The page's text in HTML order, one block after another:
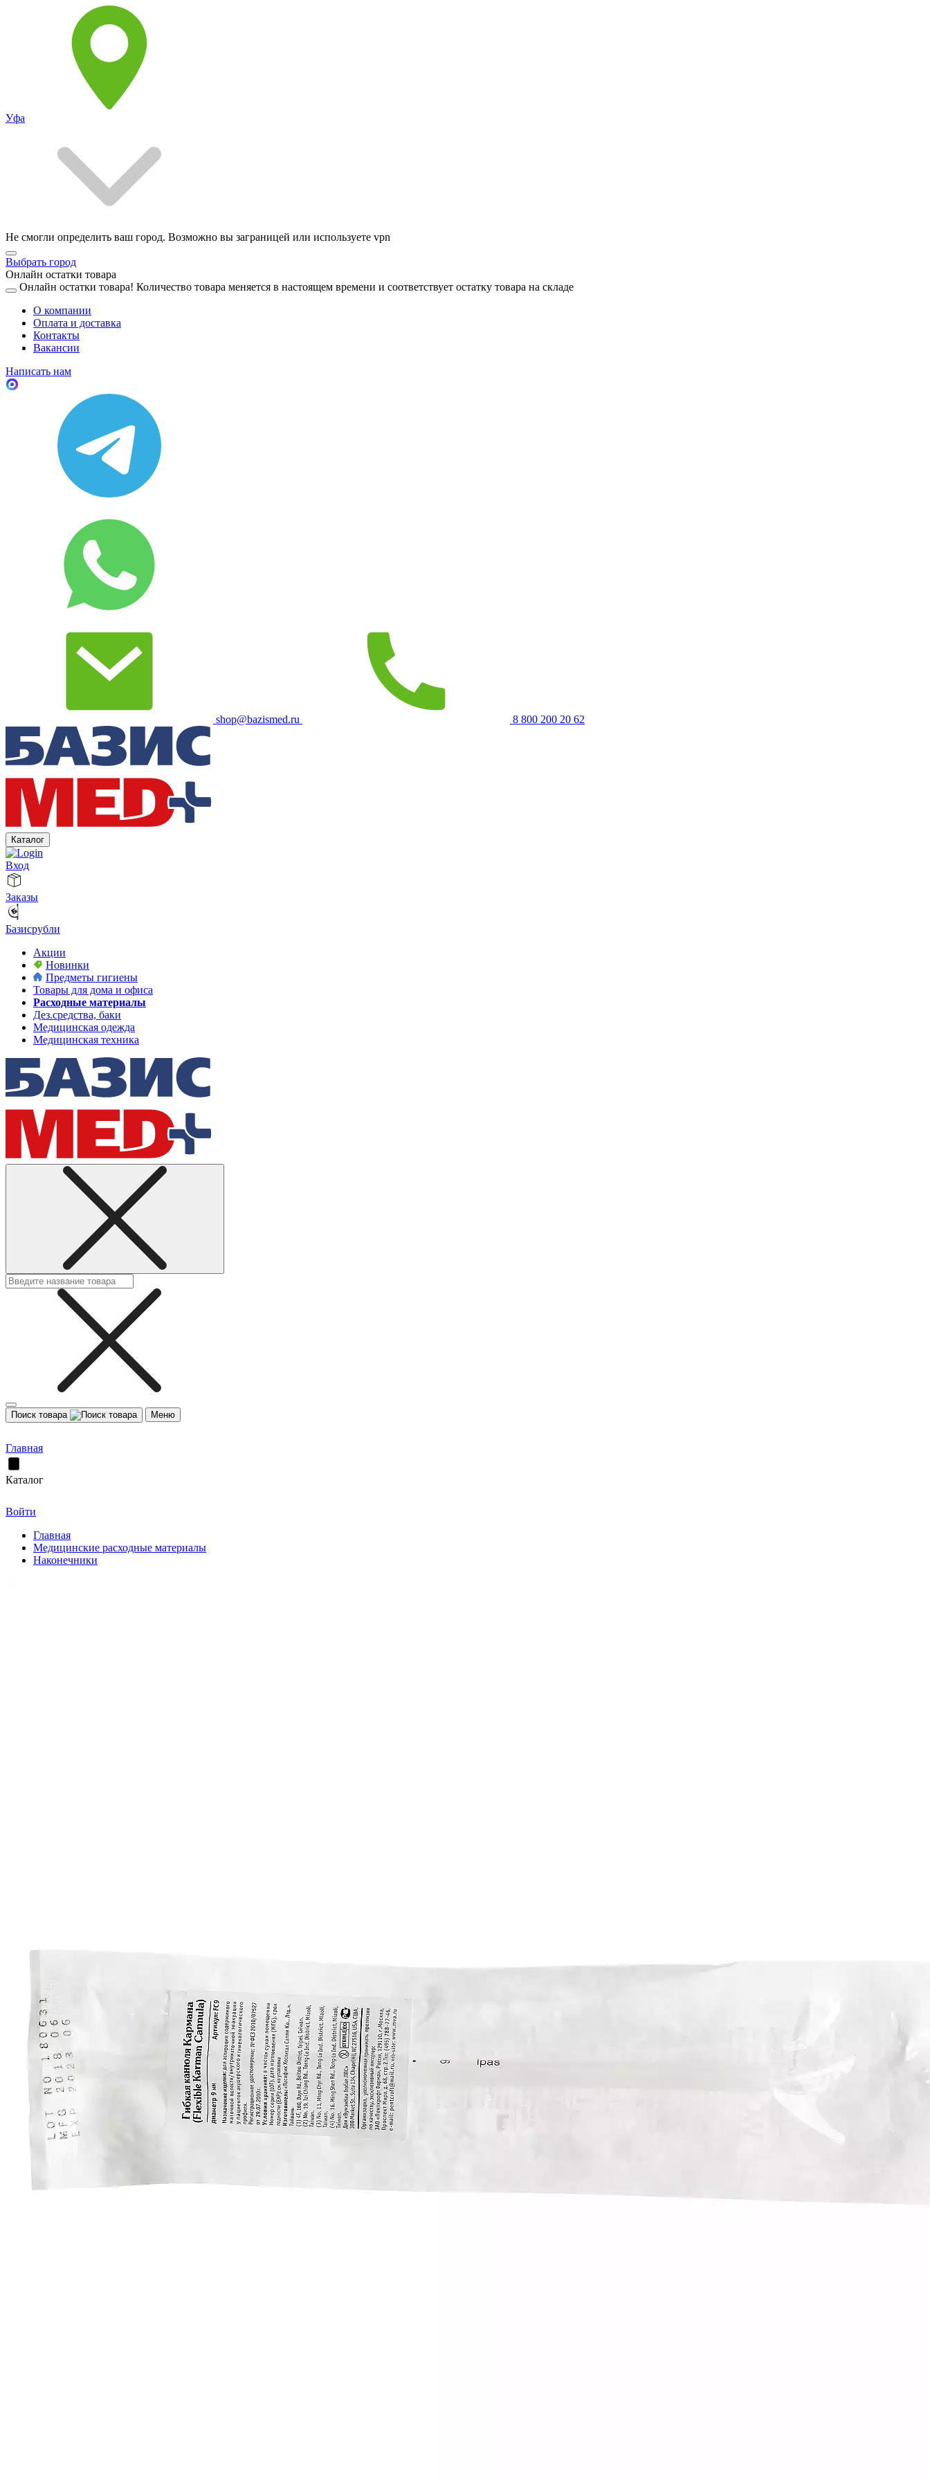
Уфа
Не смогли определить ваш город. Возможно вы заграницей или используете vpn
Выбрать город
Онлайн остатки товара
Онлайн остатки товара! Количество товара меняется в настоящем времени и соответствует остатку товара на складе
О компании
Оплата и доставка
Контакты
Вакансии
Написать нам
shop@bazismed.ru 8 800 200 20 62
Каталог
Вход
Заказы
Базисрубли
Акции
Новинки
Предметы гигиены
Товары для дома и офиса
Расходные материалы
Дез.средства, баки
Медицинская одежда
Медицинская техника
Поиск товара Меню
Главная
Каталог
Войти
Главная
Медицинские расходные материалы
Наконечники